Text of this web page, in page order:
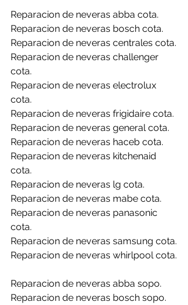
Reparacion de neveras abba cota.
Reparacion de neveras bosch cota.
Reparacion de neveras centrales cota.
Reparacion de neveras challenger
cota.
Reparacion de neveras electrolux
cota.
Reparacion de neveras frigidaire cota.
Reparacion de neveras general cota.
Reparacion de neveras haceb cota.
Reparacion de neveras kitchenaid
cota.
Reparacion de neveras lg cota.
Reparacion de neveras mabe cota.
Reparacion de neveras panasonic
cota.
Reparacion de neveras samsung cota.
Reparacion de neveras whirlpool cota.
Reparacion de neveras abba sopo.
Reparacion de neveras bosch sopo.